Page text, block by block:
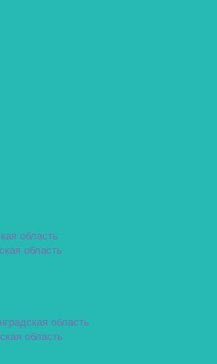
область
область
область
область